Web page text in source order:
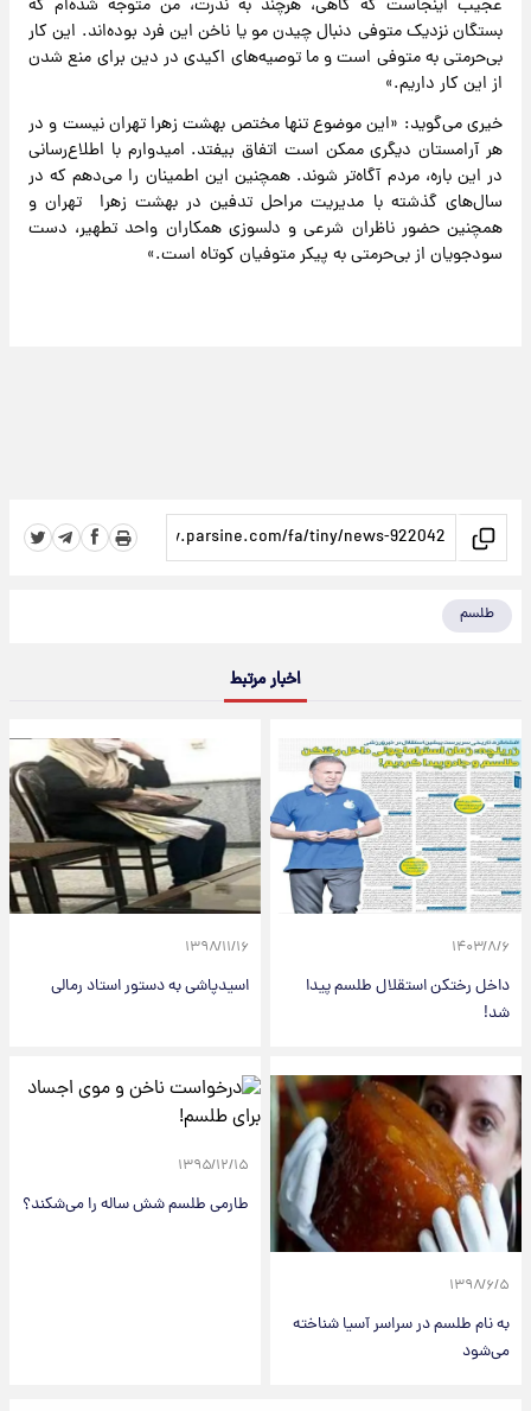
عجیب اینجاست که گاهی، هرچند به ندرت، من متوجه شده‌ام که
بستگان نزدیک متوفی دنبال چیدن مو یا ناخن این فرد بوده‌اند. این کار
بی‌حرمتی به متوفی است و ما توصیه‌های اکیدی در دین برای منع شدن
از این کار داریم.»
خیری می‌گوید: «این موضوع تنها مختص بهشت زهرا تهران نیست و در
هر آرامستان دیگری ممکن است اتفاق بیفتد. امیدوارم با اطلاع‌رسانی
در این باره، مردم آگاه‌تر شوند. همچنین این اطمینان را می‌دهم که در
سال‌های گذشته با مدیریت مراحل تدفین در بهشت زهرا تهران و
همچنین حضور ناظران شرعی و دلسوزی همکاران واحد تطهیر، دست
سودجویان از بی‌حرمتی به پیکر متوفیان کوتاه است.»
طلسم
اخبار مرتبط
۱۴۰۳/۸/۶
داخل رختکن استقلال طلسم پیدا
شد!
۱۳۹۸/۱۱/۱۶
اسیدپاشی به دستور استاد رمالی
۱۳۹۸/۶/۵
به نام طلسم در سراسر آسیا شناخته
می‌شود
۱۳۹۵/۱۲/۱۵
طارمی طلسم شش ساله را می‌شکند؟